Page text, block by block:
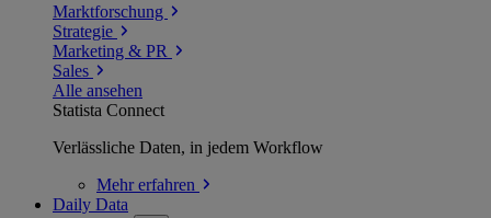
Marktforschung
Strategie
Marketing & PR
Sales
Alle ansehen
Statista Connect
Verlässliche Daten, in jedem Workflow
Mehrerfahren
Daily Data